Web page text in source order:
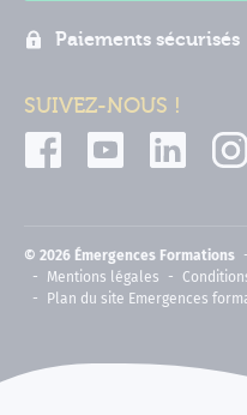
Paiements sécurisés
SUIVEZ-NOUS !
© 2026 Émergences Formations
Mentions légales
Plan du site Emergences